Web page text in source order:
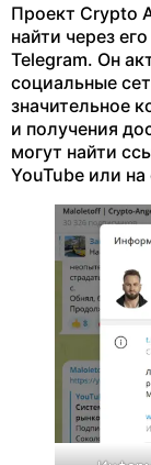
Проект Crypto
найти через
Telegram. Он
социальные
значительное
и получения
могут найти
YouTube или